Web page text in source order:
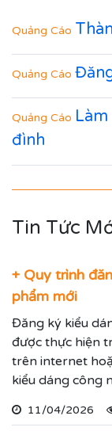
Quảng Cáo
Quảng Cáo
Quảng Cáo
đình
Tin Tức
+ Quy trình
phẩm mới
Đăng ký kiểu
được thực hiện
trên internet
kiểu dáng công
hạn đến 15 năm.
11/04/2026